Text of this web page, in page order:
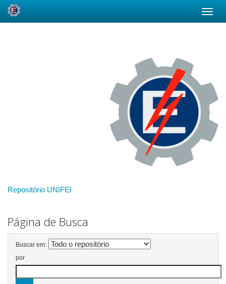
Repositório UNIFEI
Página de Busca
Buscar em:
por